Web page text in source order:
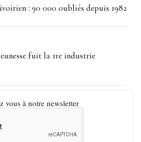
: 90 000 oubliés depuis 1982
fuit la 1re industrie
vous à notre newsletter